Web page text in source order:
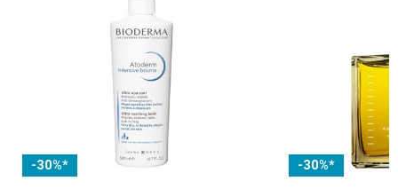
-30%* -30%*